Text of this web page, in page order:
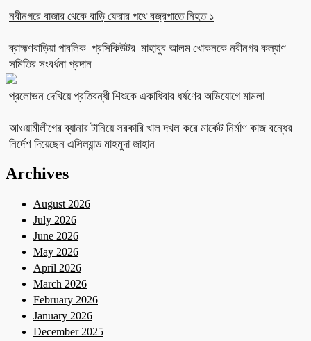
নবীনগরে বাজার থেকে বাড়ি ফেরার পথে বজ্রপাতে নিহত ১
ব্রাহ্মণবাড়িয়া পাবলিক প্রসিকিউটর মাহাবুব আলম খোকনকে নবীনগর কল্যাণ
সমিতির সংবর্ধনা প্রদান
প্রলোভন দেখিয়ে প্রতিবন্ধী শিশুকে একাধিবার ধর্ষণের অভিযোগে মামলা
আওয়ামীলীগের ব্যানার টানিয়ে সরকারি খাল দখল করে মার্কেট নির্মাণ কাজ বন্ধের
নির্দেশ দিয়েছেন এসিল্যান্ড মাহমুদা জাহান
Archives
August 2026
July 2026
June 2026
May 2026
April 2026
March 2026
February 2026
January 2026
December 2025